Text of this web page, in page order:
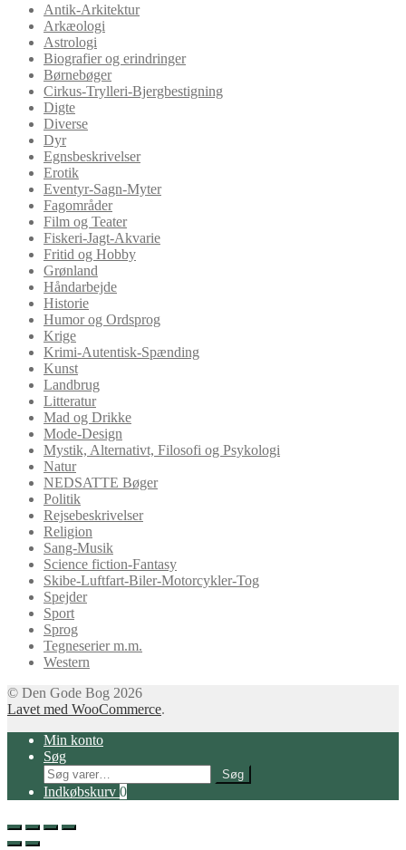
Antik-Arkitektur
Arkæologi
Astrologi
Biografier og erindringer
Børnebøger
Cirkus-Trylleri-Bjergbestigning
Digte
Diverse
Dyr
Egnsbeskrivelser
Erotik
Eventyr-Sagn-Myter
Fagområder
Film og Teater
Fiskeri-Jagt-Akvarie
Fritid og Hobby
Grønland
Håndarbejde
Historie
Humor og Ordsprog
Krige
Krimi-Autentisk-Spænding
Kunst
Landbrug
Litteratur
Mad og Drikke
Mode-Design
Mystik, Alternativt, Filosofi og Psykologi
Natur
NEDSATTE Bøger
Politik
Rejsebeskrivelser
Religion
Sang-Musik
Science fiction-Fantasy
Skibe-Luftfart-Biler-Motorcykler-Tog
Spejder
Sport
Sprog
Tegneserier m.m.
Western
© Den Gode Bog 2026
Lavet med WooCommerce.
Min konto
Søg
Søg
efter:
Søg
Indkøbskurv 0